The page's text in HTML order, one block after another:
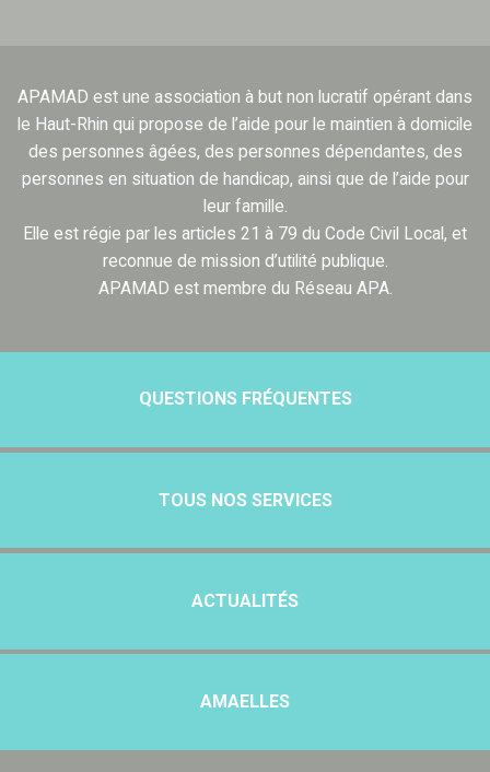
APAMAD est une association à but non lucratif opérant dans
le Haut-Rhin qui propose de l’aide pour le maintien à domicile
des personnes âgées, des personnes dépendantes, des
personnes en situation de handicap, ainsi que de l’aide pour
leur famille.
Elle est régie par les articles 21 à 79 du Code Civil Local, et
reconnue de mission d’utilité publique.
APAMAD est membre du Réseau APA.
QUESTIONS FRÉQUENTES
TOUS NOS SERVICES
ACTUALITÉS
AMAELLES